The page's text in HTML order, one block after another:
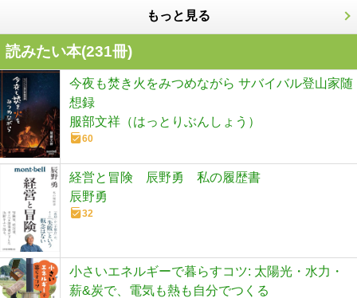
もっと見る
読みたい本(231冊)
今夜も焚き火をみつめながら サバイバル登山家随
想録
服部文祥（はっとりぶんしょう）
60
経営と冒険 辰野勇 私の履歴書
辰野勇
32
小さいエネルギーで暮らすコツ: 太陽光・水力・
薪&炭で、電気も熱も自分でつくる